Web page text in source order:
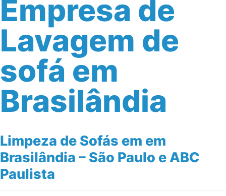
Empresa de
Lavagem de
sofá em
Brasilândia
Limpeza de Sofás em em
Brasilândia – São Paulo e ABC
Paulista